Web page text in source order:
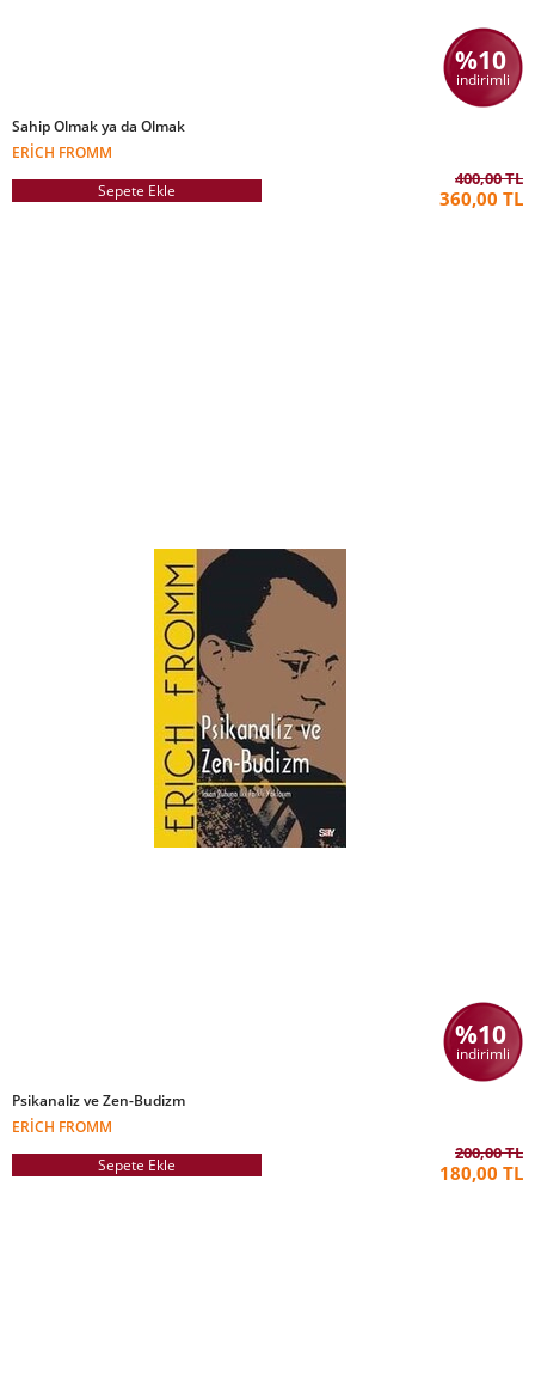
%10
indirimli
Sahip Olmak ya da Olmak
ERICH FROMM
Sepete Ekle
400,00 TL
360,00 TL
%10
indirimli
Psikanaliz ve Zen-Budizm
ERICH FROMM
Sepete Ekle
200,00 TL
180,00 TL